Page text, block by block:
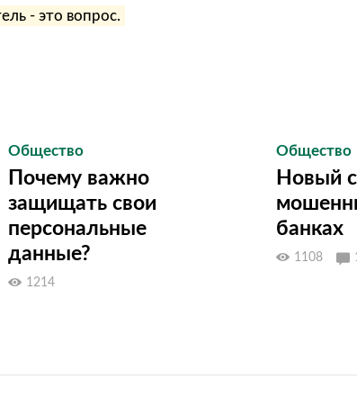
- это вопрос.
Общество
Почему важно
защищать свои
персональные
данные?
1214
Общество
Новый
банках
1108 1